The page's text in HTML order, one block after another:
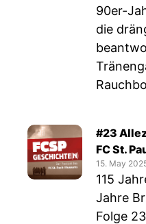
90er-
die
#23
FC St.
15. May
115
Jahre
Folge